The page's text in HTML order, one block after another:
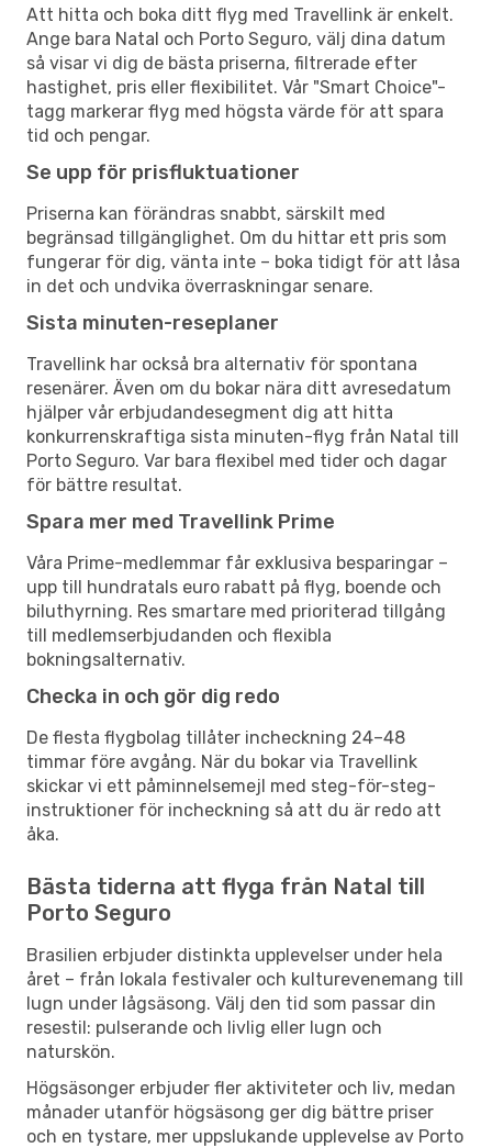
Att hitta och boka ditt flyg med Travellink är enkelt.
Ange bara Natal och Porto Seguro, välj dina datum
så visar vi dig de bästa priserna, filtrerade efter
hastighet, pris eller flexibilitet. Vår "Smart Choice"-
tagg markerar flyg med högsta värde för att spara
tid och pengar.
Se upp för prisfluktuationer
Priserna kan förändras snabbt, särskilt med
begränsad tillgänglighet. Om du hittar ett pris som
fungerar för dig, vänta inte – boka tidigt för att låsa
in det och undvika överraskningar senare.
Sista minuten-reseplaner
Travellink har också bra alternativ för spontana
resenärer. Även om du bokar nära ditt avresedatum
hjälper vår erbjudandesegment dig att hitta
konkurrenskraftiga sista minuten-flyg från Natal till
Porto Seguro. Var bara flexibel med tider och dagar
för bättre resultat.
Spara mer med Travellink Prime
Våra Prime-medlemmar får exklusiva besparingar –
upp till hundratals euro rabatt på flyg, boende och
biluthyrning. Res smartare med prioriterad tillgång
till medlemserbjudanden och flexibla
bokningsalternativ.
Checka in och gör dig redo
De flesta flygbolag tillåter incheckning 24–48
timmar före avgång. När du bokar via Travellink
skickar vi ett påminnelsemejl med steg-för-steg-
instruktioner för incheckning så att du är redo att
åka.
Bästa tiderna att flyga från Natal till
Porto Seguro
Brasilien erbjuder distinkta upplevelser under hela
året – från lokala festivaler och kulturevenemang till
lugn under lågsäsong. Välj den tid som passar din
resestil: pulserande och livlig eller lugn och
naturskön.
Högsäsonger erbjuder fler aktiviteter och liv, medan
månader utanför högsäsong ger dig bättre priser
och en tystare, mer uppslukande upplevelse av Porto